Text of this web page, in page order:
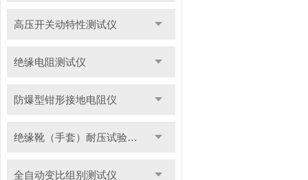
高压开关动特性测试仪
绝缘电阻测试仪
防爆型钳形接地电阻仪
绝缘靴（手套）耐压试验装置
全自动变比组别测试仪